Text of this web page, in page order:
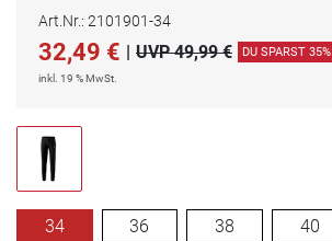
Art.Nr.: 2101901-34
32,49 € | UVP 49,99 € DU SPARST 35%
inkl. 19 % MwSt.
34 36 38 40